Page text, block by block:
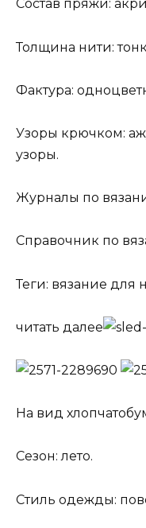
Состав пряжи:
Толщина нити:
Фактура:
Узоры крючком:
узоры.
Журналы по
Справочник по
Теги: вязание для
читать далее
На вид
Сезон: лето.
Стиль одежды: